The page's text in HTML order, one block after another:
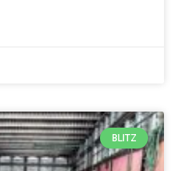
BLITZ